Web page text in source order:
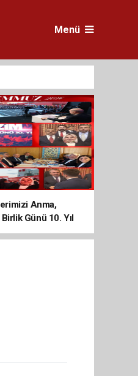
Menü
Anma,
Günü 10. Yıl